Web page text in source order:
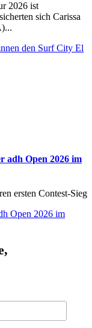
2026 ist
sich Carissa
den Surf City El
adh Open 2026 im
ersten Contest-Sieg
Open 2026 im